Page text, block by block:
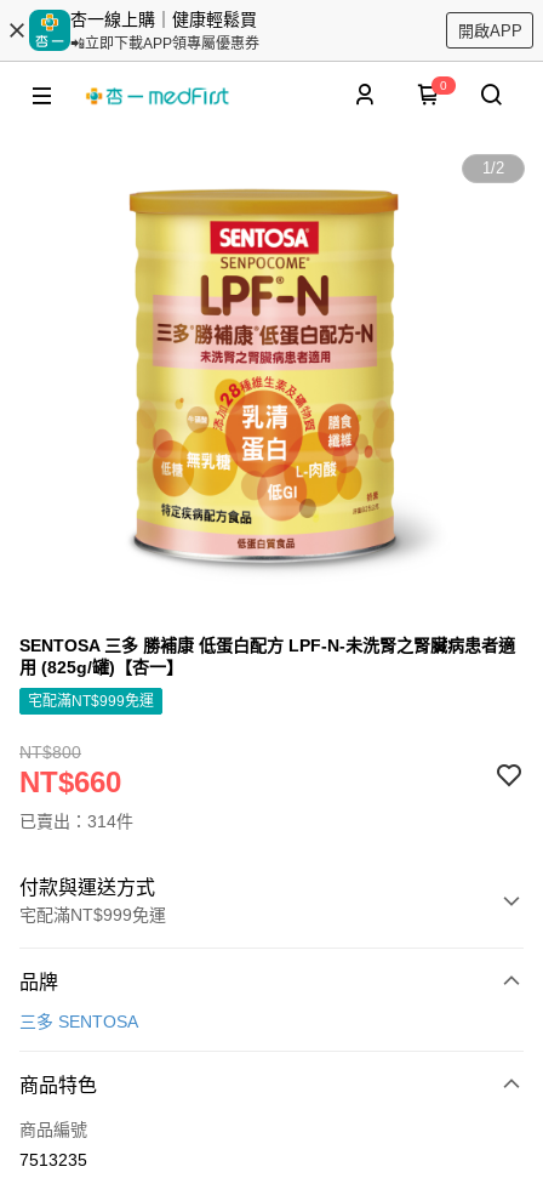
杏一線上購｜健康輕鬆買
📲立即下載APP領專屬優惠券
開啟APP
0
1/2
SENTOSA 三多 勝補康 低蛋白配方 LPF-N-未洗腎之腎臟病患者適
用 (825g/罐)【杏一】
宅配滿NT$999免運
NT$800
NT$660
已賣出：314件
付款與運送方式
宅配滿NT$999免運
信用卡一次付款
3 期 0 利率 每期
合作金庫商業銀行
上海商業儲蓄銀行
合作金庫商業銀行
LINE Pay
品牌
三多 SENTOSA
商品特色
商品編號
7513235